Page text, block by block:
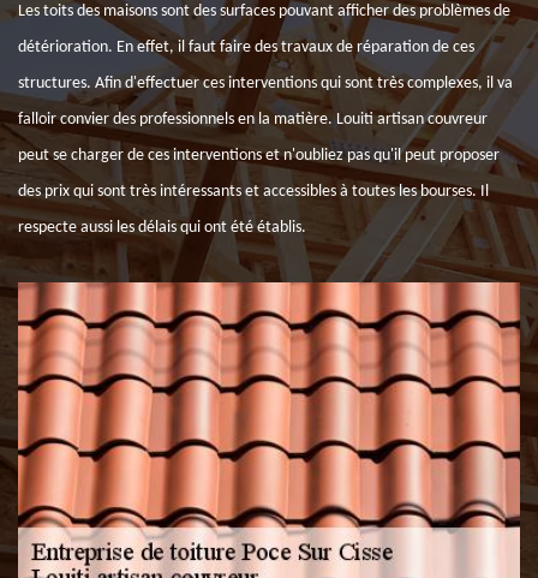
Les toits des maisons sont des surfaces pouvant afficher des problèmes de
détérioration. En effet, il faut faire des travaux de réparation de ces
structures. Afin d'effectuer ces interventions qui sont très complexes, il va
falloir convier des professionnels en la matière. Louiti artisan couvreur
peut se charger de ces interventions et n'oubliez pas qu'il peut proposer
des prix qui sont très intéressants et accessibles à toutes les bourses. Il
respecte aussi les délais qui ont été établis.